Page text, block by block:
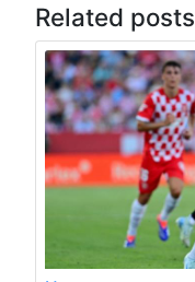
Related posts